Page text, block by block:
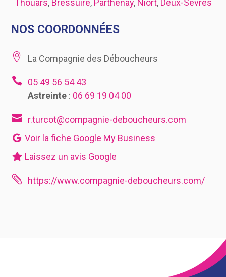
Thouars, Bressuire, Parthenay, Niort, Deux-Sèvres
NOS COORDONNÉES
 La Compagnie des Déboucheurs

05 49 56 54 43
Astreinte: 06 69 19 04 00
 r.turcot@compagnie-deboucheurs.com
Voir la fiche Google My Business
Laissez un avis Google
 https://www.compagnie-deboucheurs.com/